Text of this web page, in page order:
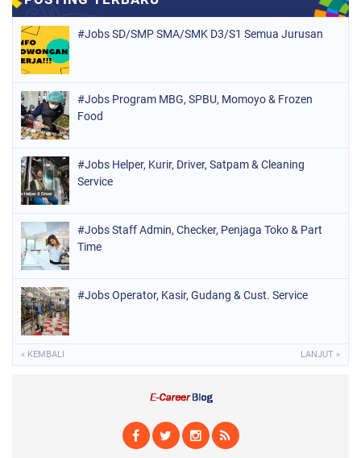
#Jobs SD/SMP SMA/SMK D3/S1 Semua Jurusan
#Jobs Program MBG, SPBU, Momoyo & Frozen
Food
#Jobs Helper, Kurir, Driver, Satpam & Cleaning
Service
#Jobs Staff Admin, Checker, Penjaga Toko & Part
Time
#Jobs Operator, Kasir, Gudang & Cust. Service
« KEMBALI LANJUT »